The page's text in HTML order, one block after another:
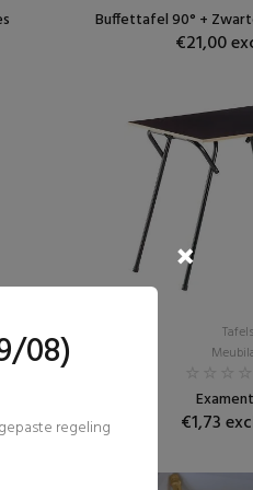
Buffettafel 90° +
€21,00
Tafels
€1,73
08)
regeling